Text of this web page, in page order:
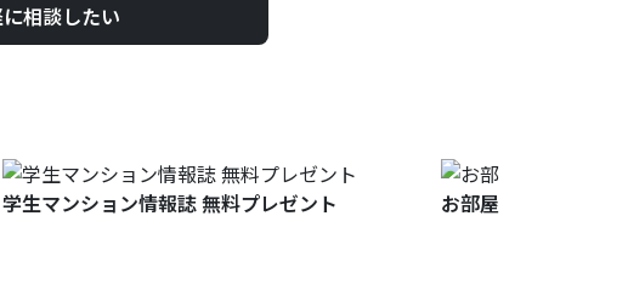
相談したい
学生マンション情報誌 無料プレゼント お部屋探しについて